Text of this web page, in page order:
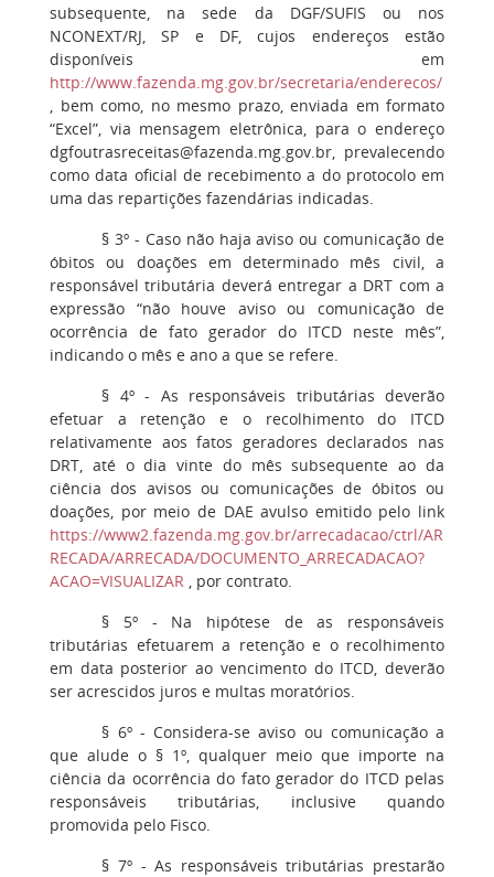
subsequente, na sede da DGF/SUFIS ou nos
NCONEXT/RJ, SP e DF, cujos endereços estão
disponíveis em
http://www.fazenda.mg.gov.br/secretaria/enderecos/
, bem como, no mesmo prazo, enviada em formato
“Excel”, via mensagem eletrônica, para o endereço
dgfoutrasreceitas@fazenda.mg.gov.br, prevalecendo
como data oficial de recebimento a do protocolo em
uma das repartições fazendárias indicadas.
§ 3º - Caso não haja aviso ou comunicação de
óbitos ou doações em determinado mês civil, a
responsável tributária deverá entregar a DRT com a
expressão “não houve aviso ou comunicação de
ocorrência de fato gerador do ITCD neste mês”,
indicando o mês e ano a que se refere.
§ 4º - As responsáveis tributárias deverão
efetuar a retenção e o recolhimento do ITCD
relativamente aos fatos geradores declarados nas
DRT, até o dia vinte do mês subsequente ao da
ciência dos avisos ou comunicações de óbitos ou
doações, por meio de DAE avulso emitido pelo link
https://www2.fazenda.mg.gov.br/arrecadacao/ctrl/AR
RECADA/ARRECADA/DOCUMENTO_ARRECADACAO?
ACAO=VISUALIZAR , por contrato.
§ 5º - Na hipótese de as responsáveis
tributárias efetuarem a retenção e o recolhimento
em data posterior ao vencimento do ITCD, deverão
ser acrescidos juros e multas moratórios.
§ 6º - Considera-se aviso ou comunicação a
que alude o § 1º, qualquer meio que importe na
ciência da ocorrência do fato gerador do ITCD pelas
responsáveis tributárias, inclusive quando
promovida pelo Fisco.
§ 7º - As responsáveis tributárias prestarão